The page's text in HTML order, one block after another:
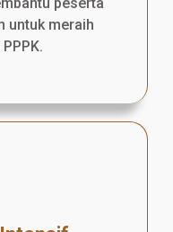
peserta
untuk meraih